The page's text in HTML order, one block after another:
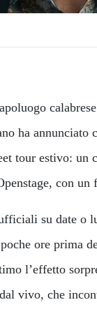
ha annunciato
tour estivo:
con
su date o
ore prima
l’effetto
vivo, che